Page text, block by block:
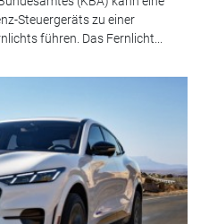
Steuergeräts zu einer
führen. Das Fernlicht...